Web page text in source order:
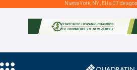
Nueva York, NY., EU a 07 de